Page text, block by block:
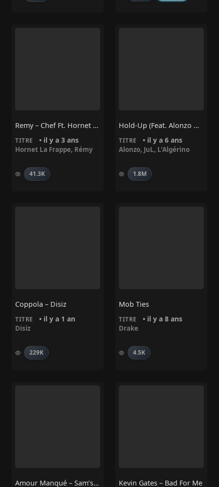
Remy – Chef Ft. Hornet La Frappe
TITRE • il y a 3 ans
Hornet La Frappe, Rémy
41.3K
Hold-Up (feat. Alonzo & L’Algérino)
TITRE • il y a 6 ans
Alonzo, JuL, L'Algérino
1.8M
Coppola – Disiz
TITRE • il y a 1 an
Disiz
229K
Mob Ties
TITRE • il y a 8 ans
Drake
4.5K
Amour Manqué – Sam’s, Sally, Oxmo Puccino Kevin Gates – Bad For Me